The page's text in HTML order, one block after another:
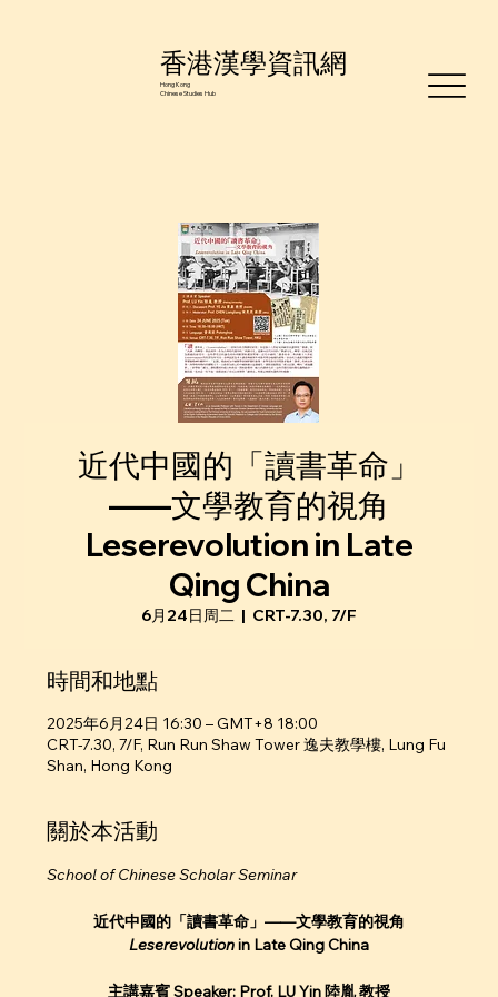
香港漢學資訊網
Hong Kong
Chinese Studies Hub
近代中國的「讀書革命」
——文學教育的視角
Leserevolution in Late
Qing China
6月24日周二
  |
CRT-7.30, 7/F
時間和地點
2025年6月24日 16:30 – GMT+8 18:00
CRT-7.30, 7/F, Run Run Shaw Tower 逸夫教學樓, Lung Fu
Shan, Hong Kong
關於本活動
School of Chinese Scholar Seminar
近代中國的「讀書革命」——文學教育的視角
Leserevolution in Late Qing China
主講嘉賓 Speaker: Prof. LU Yin 陸胤 教授